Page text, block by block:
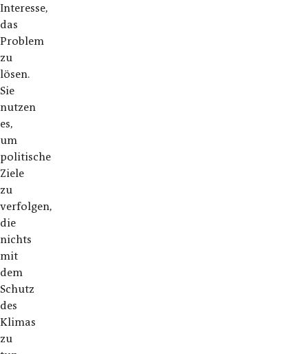
Interesse,
das
Problem
zu
lösen.
Sie
nutzen
es,
um
politische
Ziele
zu
verfolgen,
die
nichts
mit
dem
Schutz
des
Klimas
zu